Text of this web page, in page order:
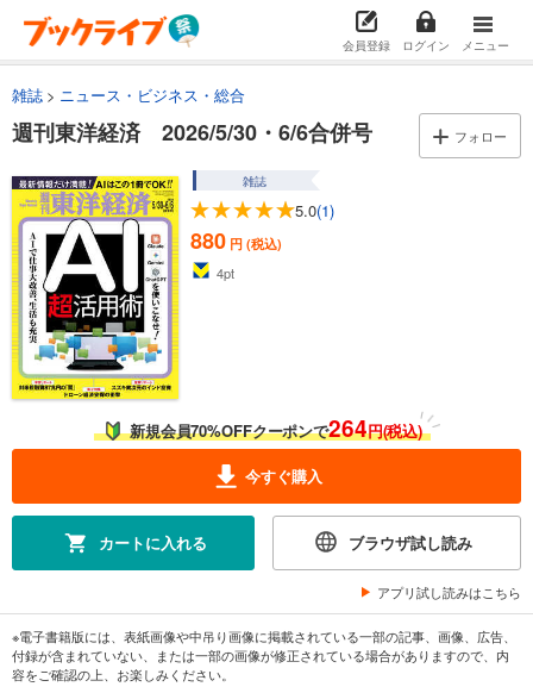
会員登録 ログイン メニュー
雑誌 ニュース・ビジネス・総合
週刊東洋経済 2026/5/30・6/6合併号 フォロー
雑誌
5.0(1)
880 円 (税込)
4pt
新規会員70%OFFクーポンで264円(税込)
今すぐ購入
カートに入れる ブラウザ試し読み
アプリ試し読みはこちら
※電子書籍版には、表紙画像や中吊り画像に掲載されている一部の記事、画像、広告、
付録が含まれていない、または一部の画像が修正されている場合がありますので、内
容をご確認の上、お楽しみください。